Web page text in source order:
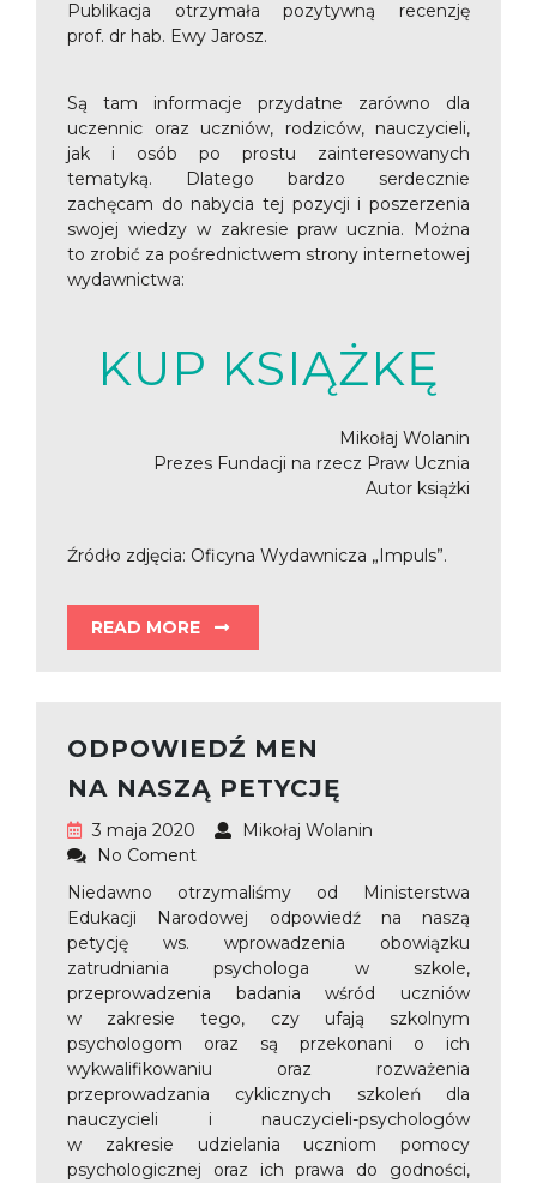
Publikacja otrzymała pozytywną recenzję
prof. dr hab. Ewy Jarosz.
Są tam informacje przydatne zarówno dla
uczennic oraz uczniów, rodziców, nauczycieli,
jak i osób po prostu zainteresowanych
tematyką. Dlatego bardzo serdecznie
zachęcam do nabycia tej pozycji i poszerzenia
swojej wiedzy w zakresie praw ucznia. Można
to zrobić za pośrednictwem strony internetowej
wydawnictwa:
KUP KSIĄŻKĘ
Mikołaj Wolanin
Prezes Fundacji na rzecz Praw Ucznia
Autor książki
Źródło zdjęcia: Oficyna Wydawnicza „Impuls”.
READ MORE
ODPOWIEDŹ MEN
NA NASZĄ PETYCJĘ
3 maja 2020
Mikołaj Wolanin
No Coment
Niedawno otrzymaliśmy od Ministerstwa
Edukacji Narodowej odpowiedź na naszą
petycję ws. wprowadzenia obowiązku
zatrudniania psychologa w szkole,
przeprowadzenia badania wśród uczniów
w zakresie tego, czy ufają szkolnym
psychologom oraz są przekonani o ich
wykwalifikowaniu oraz rozważenia
przeprowadzania cyklicznych szkoleń dla
nauczycieli i nauczycieli-psychologów
w zakresie udzielania uczniom pomocy
psychologicznej oraz ich prawa do godności,